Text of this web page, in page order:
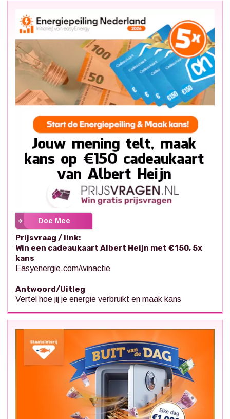
Doe Mee
Prijsvraag / link:
Win een cadeaukaart Albert Heijn met €150, 5x
kans
Easyenergie.com/winactie
Antwoord/Uitleg
Vertel hoe jij je energie verbruikt en maak kans